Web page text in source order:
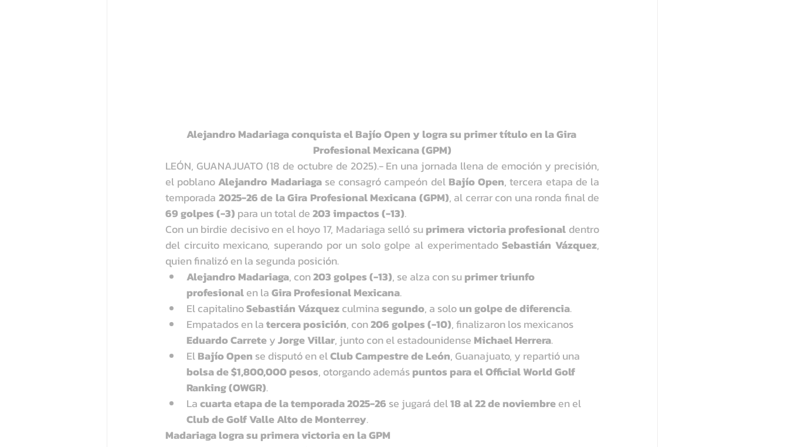
Alejandro Madariaga conquista el Bajío Open y logra su primer título en la Gira
Profesional Mexicana (GPM)
LEÓN, GUANAJUATO (18 de octubre de 2025).- En una jornada llena de emoción y precisión,
el poblano Alejandro Madariaga se consagró campeón del Bajío Open, tercera etapa de la
temporada 2025-26 de la Gira Profesional Mexicana (GPM)
69 golpes (-3) para un total de 203 impactos (-13).
Con un birdie decisivo en el hoyo 17, Madariaga selló su primera victoria profesional dentro
del circuito mexicano, superando por un solo golpe al experimentado Sebastián Vázquez,
quien finalizó en la segunda posición.
Alejandro Madariaga, con 203 golpes (-13), se alza con su primer triunfo
profesional en la Gira Profesional Mexicana.
El capitalino Sebastián Vázquez culmina segundo, a solo un golpe de diferencia.
Empatados en la tercera posición, con 206 golpes (-10), finalizaron los mexicanos
Eduardo Carrete y Jorge Villar, junto con el estadounidense Michael Herrera.
El Bajío Open se disputó en el Club Campestre de León, Guanajuato, y repartió una
bolsa de $1,800,000 pesos, otorgando además puntos para el Official World Golf
Ranking (OWGR).
La cuarta etapa de la temporada 2025-26 se jugará del 18 al 22 de noviembre en el
Club de Golf Valle Alto de Monterrey.
Madariaga logra su primera victoria en la GPM